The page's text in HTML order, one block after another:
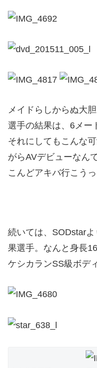
メイドらしからぬ大
選手の結果は、6メー
それにしてもこんな
がらAVデビューなん
こんどアキバ行こう
続いては、SODstar
果選手。なんと身長
ケシカランSS級ボデ